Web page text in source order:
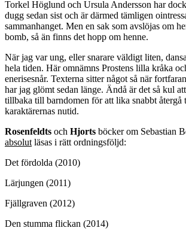
Torkel Höglund och Ursula Andersson har
dugg sedan sist och är därmed tämligen
sammanhanget. Men en sak som avslöjas om
bomb, så än finns det hopp om henne.
När jag var ung, eller snarare väldigt liten,
hela tiden. Här omnämns Prostens lilla kråka
enerisesnår. Texterna sitter något så när
har jag glömt sedan länge. Ändå är det så kul
tillbaka till barndomen för att lika snabbt återgå
karaktärernas nutid.
Rosenfeldts och Hjorts böcker om Sebastian
absolut läsas i rätt ordningsföljd:
Det fördolda (2010)
Lärjungen (2011)
Fjällgraven (2012)
Den stumma flickan (2014)